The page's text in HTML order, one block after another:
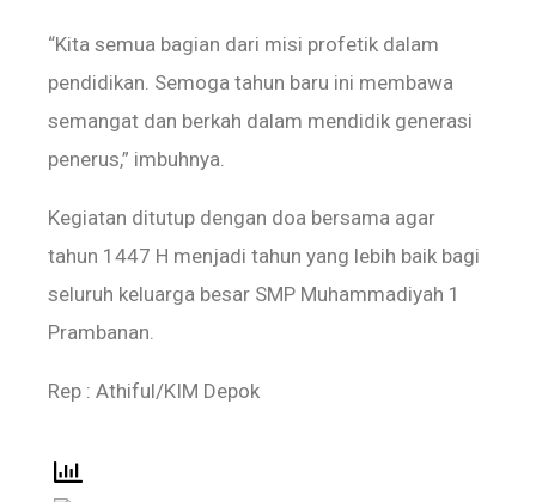
“Kita semua bagian dari misi profetik dalam
pendidikan. Semoga tahun baru ini membawa
semangat dan berkah dalam mendidik generasi
penerus,” imbuhnya.
Kegiatan ditutup dengan doa bersama agar
tahun 1447 H menjadi tahun yang lebih baik bagi
seluruh keluarga besar SMP Muhammadiyah 1
Prambanan.
Rep : Athiful/KIM Depok